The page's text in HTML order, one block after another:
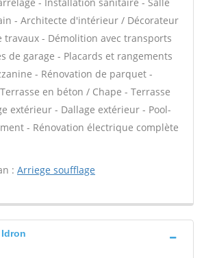
- Architecte d'intérieur / Décorateur
travaux - Démolition avec transports
de garage - Placards et rangements
- Rénovation de parquet -
en béton / Chape - Terrasse
extérieur - Dallage extérieur - Pool-
- Rénovation électrique complète
: Arriege soufflage